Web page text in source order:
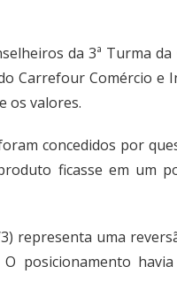
da 3ª Turma
Carrefour Comércio
os valores.
concedidos por
ficasse em um
representa uma
posicionamento